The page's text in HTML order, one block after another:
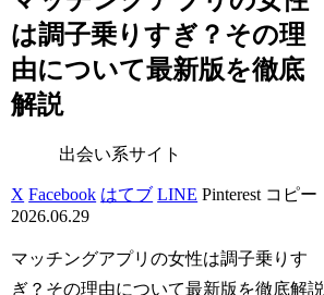
は調子乗りすぎ？その理
由について最新版を徹底
解説
出会い系サイト
X Facebook はてブ LINE Pinterest コピー
2026.06.29
マッチングアプリの女性は調子乗りす
ぎ？その理由について最新版を徹底解説